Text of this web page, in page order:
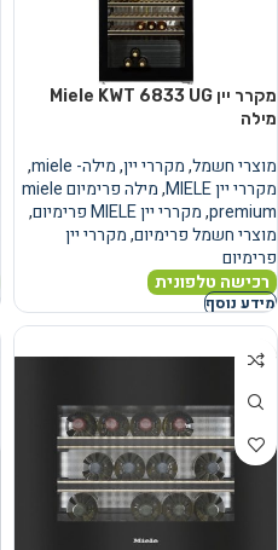
מקרר יין Miele KWT 6833 UG
מילה
מוצרי חשמל,מקררי יין,מילה- miele
,
מקררי יין MIELE
,
מילה פרימיום miele
premium
,מקררי יין MIELE פרימיום
,
מוצרי חשמל פרימיום,מקררי יין
פרימיום
רכישה טלפונית
מידע נוסף